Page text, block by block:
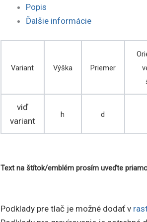
Popis
Ďalšie informácie
Variant Výška Priemer
viď
variant
h d
Text na štítok/emblém prosím uveďte
Podklady pre tlač je možné dodať v